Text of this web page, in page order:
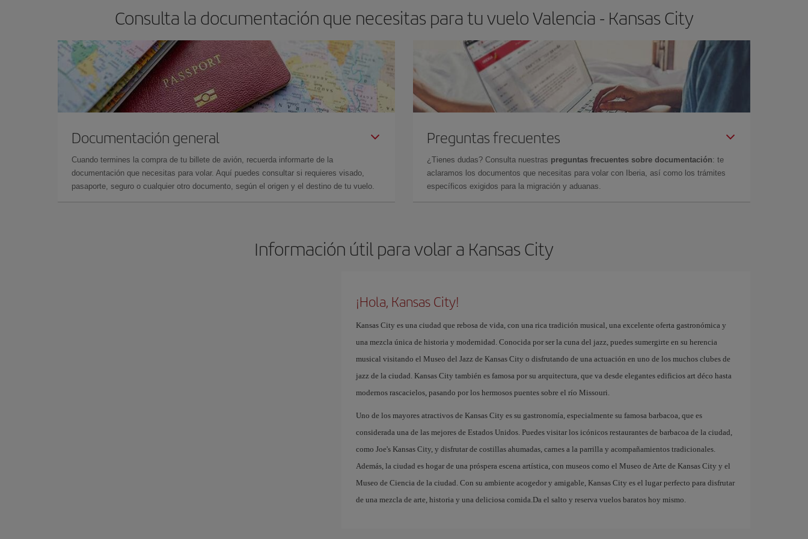
Consulta la documentación que necesitas para tu vuelo Valencia - Kansas City
Documentación general
Cuando termines la compra de tu billete de avión, recuerda informarte de la
documentación que necesitas para volar. Aquí puedes consultar si requieres visado,
pasaporte, seguro o cualquier otro documento, según el origen y el destino de tu vuelo.
Preguntas frecuentes
¿Tienes dudas? Consulta nuestras preguntas frecuentes sobre documentación: te
aclaramos los documentos que necesitas para volar con Iberia, así como los trámites
específicos exigidos para la migración y aduanas.
Información útil para volar a Kansas City
¡Hola, Kansas City!
Kansas City es una ciudad que rebosa de vida, con una rica tradición musical, una excelente oferta gastronómica y
una mezcla única de historia y modernidad. Conocida por ser la cuna del jazz, puedes sumergirte en su herencia
musical visitando el Museo del Jazz de Kansas City o disfrutando de una actuación en uno de los muchos clubes de
jazz de la ciudad. Kansas City también es famosa por su arquitectura, que va desde elegantes edificios art déco hasta
modernos rascacielos, pasando por los hermosos puentes sobre el río Missouri.
Uno de los mayores atractivos de Kansas City es su gastronomía, especialmente su famosa barbacoa, que es
considerada una de las mejores de Estados Unidos. Puedes visitar los icónicos restaurantes de barbacoa de la ciudad,
como Joe's Kansas City, y disfrutar de costillas ahumadas, carnes a la parrilla y acompañamientos tradicionales.
Además, la ciudad es hogar de una próspera escena artística, con museos como el Museo de Arte de Kansas City y el
Museo de Ciencia de la ciudad. Con su ambiente acogedor y amigable, Kansas City es el lugar perfecto para disfrutar
de una mezcla de arte, historia y una deliciosa comida.Da el salto y reserva vuelos baratos hoy mismo.